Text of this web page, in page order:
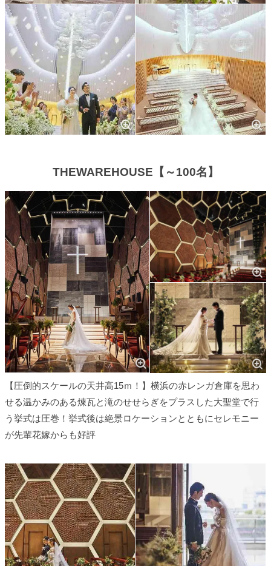
THEWAREHOUSE【～100名】
【圧倒的スケールの天井高15ｍ！】横浜の赤レンガ倉庫を思わ
せる温かみのある煉瓦と滝のせせらぎをプラスした大聖堂で行
う挙式は圧巻！挙式後は絶景ロケーションとともにセレモニー
が先輩花嫁からも好評